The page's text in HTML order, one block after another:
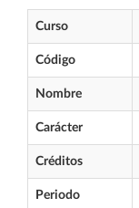
Curso
Código
Nombre
Carácter
Créditos
Periodo